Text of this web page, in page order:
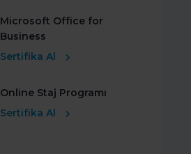
Microsoft Office for
Business
Sertifika Al
Online Staj Programı
Sertifika Al